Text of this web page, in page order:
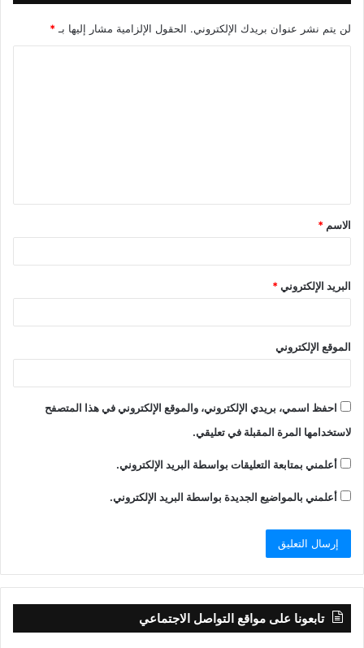
لن يتم نشر عنوان بريدك الإلكتروني. الحقول الإلزامية مشار إليها بـ *
الاسم *
البريد الإلكتروني*
الموقع الإلكتروني
احفظ اسمي، بريدي الإلكتروني، والموقع الإلكتروني في هذا المتصفح
لاستخدامها المرة المقبلة في تعليقي.
أعلمني بمتابعة التعليقات بواسطة البريد الإلكتروني.
أعلمني بالمواضيع الجديدة بواسطة البريد الإلكتروني.
تابعونا على مواقع التواصل الاجتماعي